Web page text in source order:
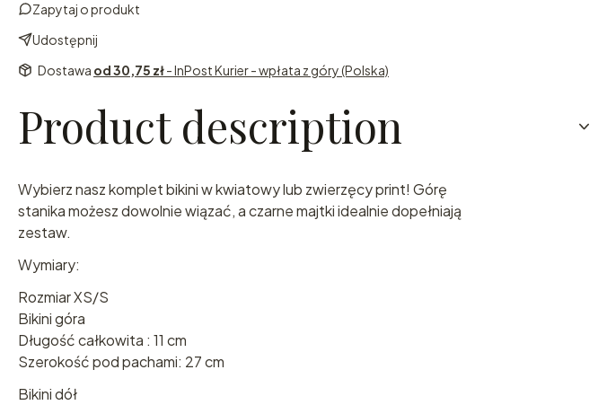
Zapytaj o produkt
Udostępnij
Dostawa od 30,75 zł- InPost Kurier - wpłata z góry (Polska)
Product description
Wybierz nasz komplet bikini w kwiatowy lub zwierzęcy print! Górę
stanika możesz dowolnie wiązać, a czarne majtki idealnie dopełniają
zestaw.
Wymiary:
Rozmiar XS/S
Bikini góra
Długość całkowita : 11 cm
Szerokość pod pachami: 27 cm
Bikini dół